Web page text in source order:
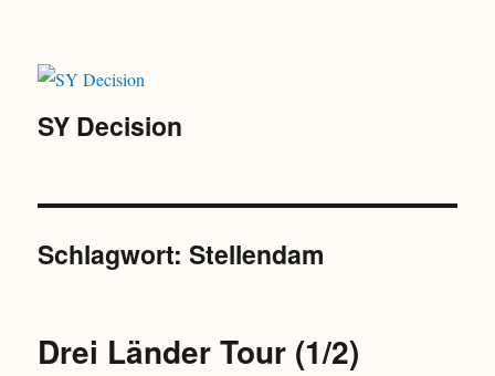
SY Decision
Schlagwort:Stellendam
Drei Länder Tour (1/2)